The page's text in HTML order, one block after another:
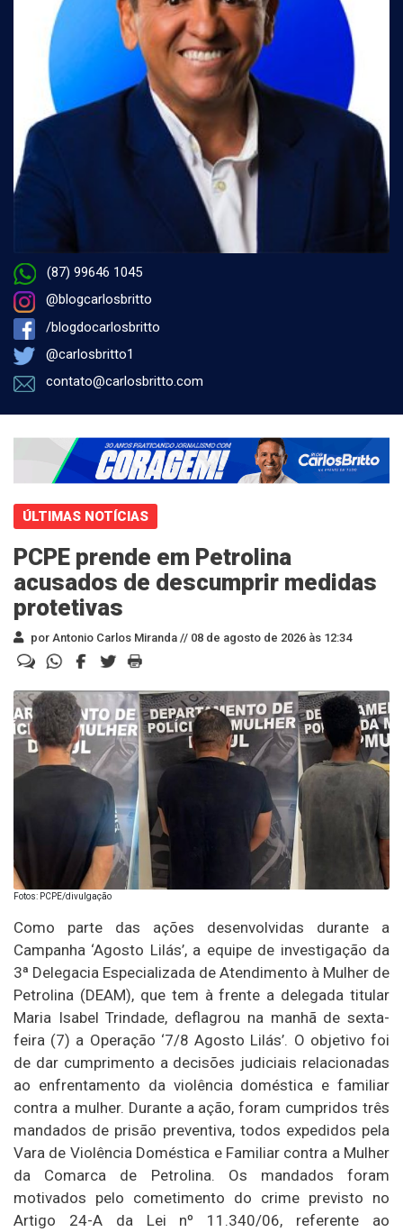
(87) 99646 1045
@blogcarlosbritto
/blogdocarlosbritto
@carlosbritto1
contato@carlosbritto.com
ÚLTIMAS NOTÍCIAS
PCPE prende em Petrolina
acusados de descumprir medidas
protetivas
por Antonio Carlos Miranda // 08 de agosto de 2026 às 12:34
Fotos: PCPE/divulgação
Como parte das ações desenvolvidas durante a
Campanha ‘Agosto Lilás’, a equipe de investigação da
3ª Delegacia Especializada de Atendimento à Mulher de
Petrolina (DEAM), que tem à frente a delegada titular
Maria Isabel Trindade, deflagrou na manhã de sexta-
feira (7) a Operação ‘7/8 Agosto Lilás’. O objetivo foi
de dar cumprimento a decisões judiciais relacionadas
ao enfrentamento da violência doméstica e familiar
contra a mulher. Durante a ação, foram cumpridos três
mandados de prisão preventiva, todos expedidos pela
Vara de Violência Doméstica e Familiar contra a Mulher
da Comarca de Petrolina. Os mandados foram
motivados pelo cometimento do crime previsto no
Artigo 24-A da Lei nº 11.340/06, referente ao